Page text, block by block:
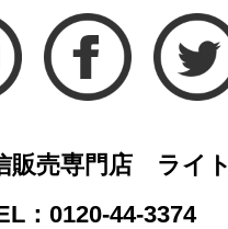
販売専門店 ライ
：0120-44-3374